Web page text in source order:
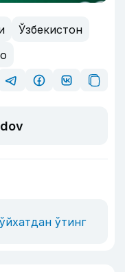
Ўзбекистон
ўтинг